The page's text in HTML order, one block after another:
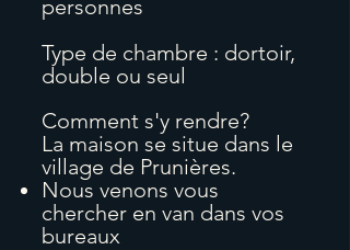
personnes
Type de chambre : dortoir,
double ou seul
Comment s'y rendre?
La maison se situe dans le
village de Prunières.
Nous venons vous
chercher en van dans vos
bureaux